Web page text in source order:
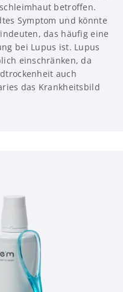
betroffen.
Symptom und könnte
das häufig eine
bei Lupus ist. Lupus
einschränken, da
auch
das Krankheitsbild